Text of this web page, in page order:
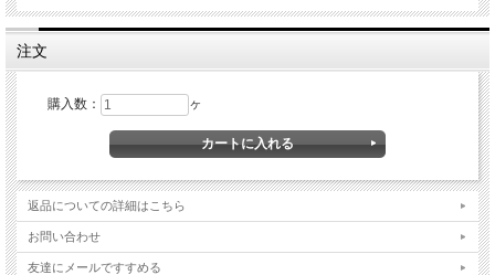
注文
購入数： ヶ
返品についての詳細はこちら
お問い合わせ
友達にメールですすめる